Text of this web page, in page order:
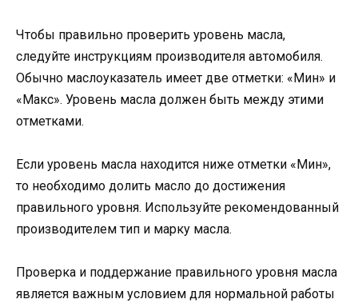
Чтобы правильно проверить уровень масла,
следуйте инструкциям производителя автомобиля.
Обычно маслоуказатель имеет две отметки: «Мин» и
«Макс». Уровень масла должен быть между этими
отметками.
Если уровень масла находится ниже отметки «Мин»,
то необходимо долить масло до достижения
правильного уровня. Используйте рекомендованный
производителем тип и марку масла.
Проверка и поддержание правильного уровня масла
является важным условием для нормальной работы